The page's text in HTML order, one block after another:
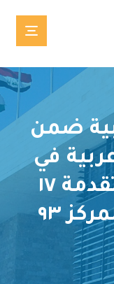
ضمن
عربية في
تصنيف QS٢٠٢٦ متقدمة ١٧
مرتبة بتحقيقها المركز ٩٣